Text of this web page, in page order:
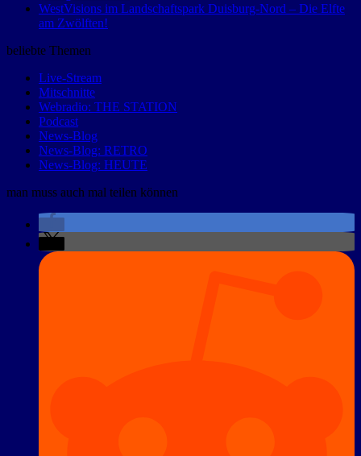
WestVisions im Landschaftspark Duisburg-Nord – Die Elfte
am Zwölften!
beliebte Themen
Live-Stream
Mitschnitte
Webradio: THE STATION
Podcast
News-Blog
News-Blog: RETRO
News-Blog: HEUTE
man muss auch mal teilen können